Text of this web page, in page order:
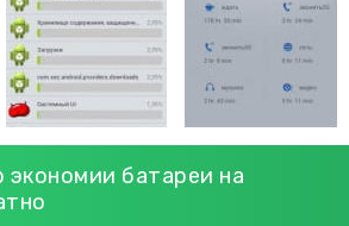
экономии батареи на